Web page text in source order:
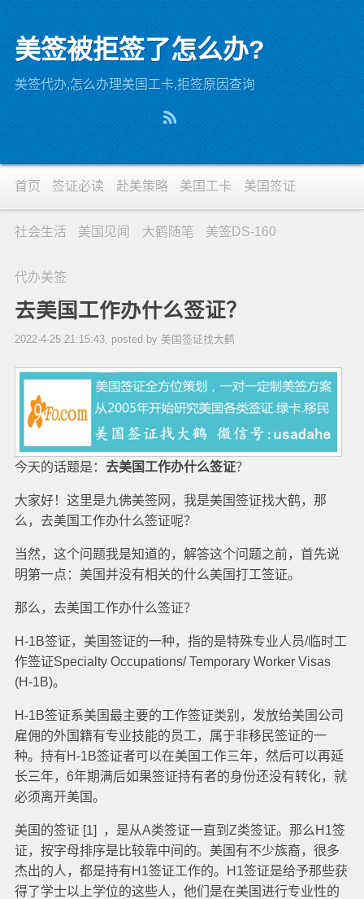
美签被拒签了怎么办?
美签代办,怎么办理美国工卡,拒签原因查询
首页 签证必读 赴美策略 美国工卡 美国签证
社会生活 美国见闻 大鹤随笔 美签DS-160
代办美签
去美国工作办什么签证？
2022-4-25 21:15:43, posted by 美国签证找大鹤
今天的话题是： 去美国工作办什么签证？
大家好！这里是九佛美签网，我是美国签证找大鹤，那
么，去美国工作办什么签证呢？
当然，这个问题我是知道的，解答这个问题之前，首先说
明第一点：美国并没有相关的什么美国打工签证。
那么，去美国工作办什么签证？
H-1B签证，美国签证的一种，指的是特殊专业人员/临时工
作签证Specialty Occupations/ Temporary Worker Visas
(H-1B)。
H-1B签证系美国最主要的工作签证类别，发放给美国公司
雇佣的外国籍有专业技能的员工，属于非移民签证的一
种。持有H-1B签证者可以在美国工作三年，然后可以再延
长三年，6年期满后如果签证持有者的身份还没有转化，就
必须离开美国。
美国的签证 [1] ，是从A类签证一直到Z类签证。那么H1签
证，按字母排序是比较靠中间的。美国有不少族裔，很多
杰出的人，都是持有H1签证工作的。H1签证是给予那些获
得了学士以上学位的这些人，他们是在美国进行专业性的